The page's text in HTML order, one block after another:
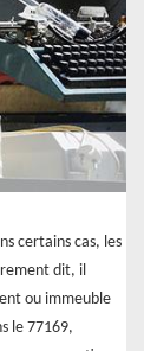
certains cas, les
dit, il
ou immeuble
le 77169,